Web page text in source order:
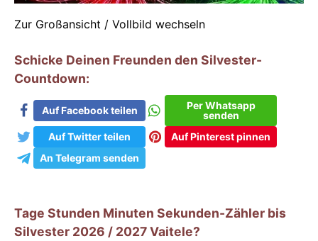
Zur Großansicht / Vollbild wechseln
Schicke Deinen Freunden den Silvester-
Countdown:
Auf Facebook teilen
Per Whatsapp
senden
Auf Twitter teilen
Auf Pinterest pinnen
An Telegram senden
Tage Stunden Minuten Sekunden-Zähler bis
Silvester 2026 / 2027 Vaitele?